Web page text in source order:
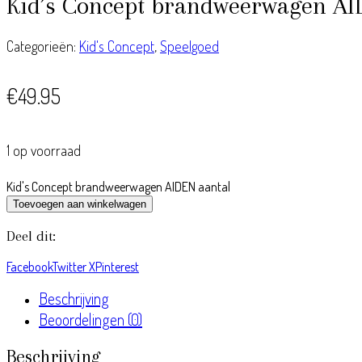
Categorieën: Kid's Concept,Speelgoed
€49.95
1 op voorraad
Kid's Concept brandweerwagen AIDEN aantal
Toevoegen aan winkelwagen
Deel dit:
FacebookTwitter XPinterest
Beschrijving
Beoordelingen (0)
Beschrijving